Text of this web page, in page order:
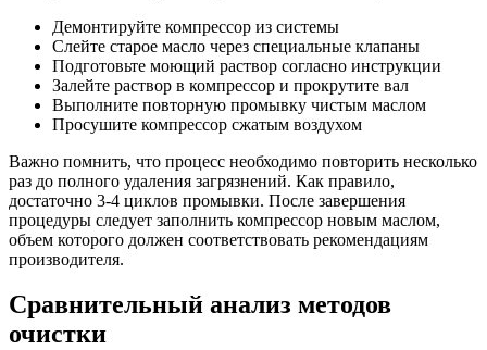
Демонтируйте компрессор из системы
Слейте старое масло через специальные клапаны
Подготовьте моющий раствор согласно инструкции
Залейте раствор в компрессор и прокрутите вал
Выполните повторную промывку чистым маслом
Просушите компрессор сжатым воздухом
Важно помнить, что процесс необходимо повторить несколько
раз до полного удаления загрязнений. Как правило,
достаточно 3-4 циклов промывки. После завершения
процедуры следует заполнить компрессор новым маслом,
объем которого должен соответствовать рекомендациям
производителя.
Сравнительный анализ методов
очистки